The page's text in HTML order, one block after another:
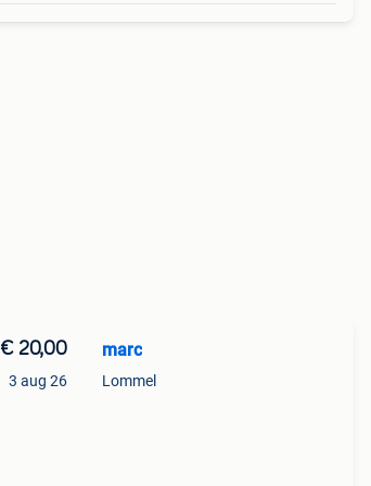
€ 20,00
3 aug 26
marc
Lommel